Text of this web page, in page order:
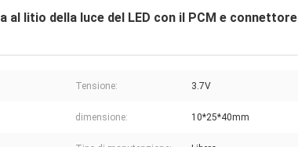
al litio della luce del LED con il PCM e connettore
Tensione: 3.7V
dimensione: 10*25*40mm